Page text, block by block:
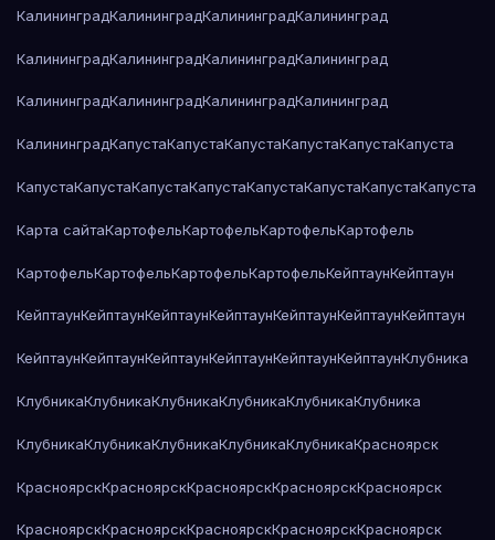
КалининградКалининградКалининградКалининград
КалининградКалининградКалининградКалининград
КалининградКалининградКалининградКалининград
КалининградКапустаКапустаКапустаКапустаКапустаКапуста
КапустаКапустаКапустаКапустаКапустаКапустаКапустаКапуста
Карта сайтаКартофельКартофельКартофельКартофель
КартофельКартофельКартофельКартофельКейптаунКейптаун
КейптаунКейптаунКейптаунКейптаунКейптаунКейптаунКейптаун
КейптаунКейптаунКейптаунКейптаунКейптаунКейптаунКлубника
КлубникаКлубникаКлубникаКлубникаКлубникаКлубника
КлубникаКлубникаКлубникаКлубникаКлубникаКрасноярск
КрасноярскКрасноярскКрасноярскКрасноярскКрасноярск
КрасноярскКрасноярскКрасноярскКрасноярскКрасноярск